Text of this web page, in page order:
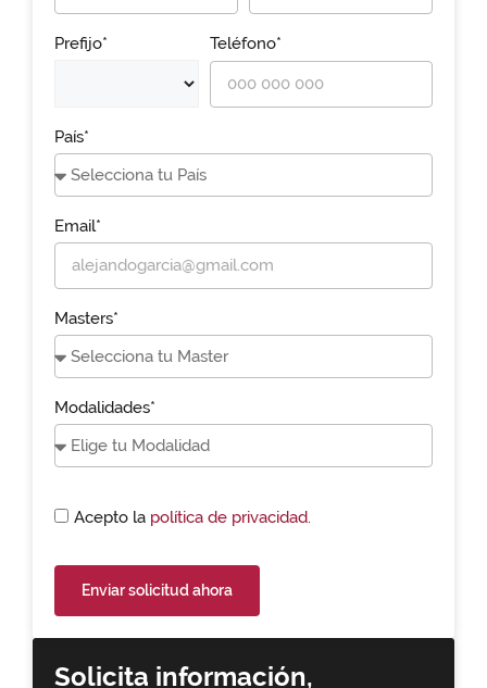
Solicita información,
Prefijo* Teléfono*
País*
Email*
Masters*
Modalidades*
Acepto la política de privacidad.
Enviar solicitud ahora